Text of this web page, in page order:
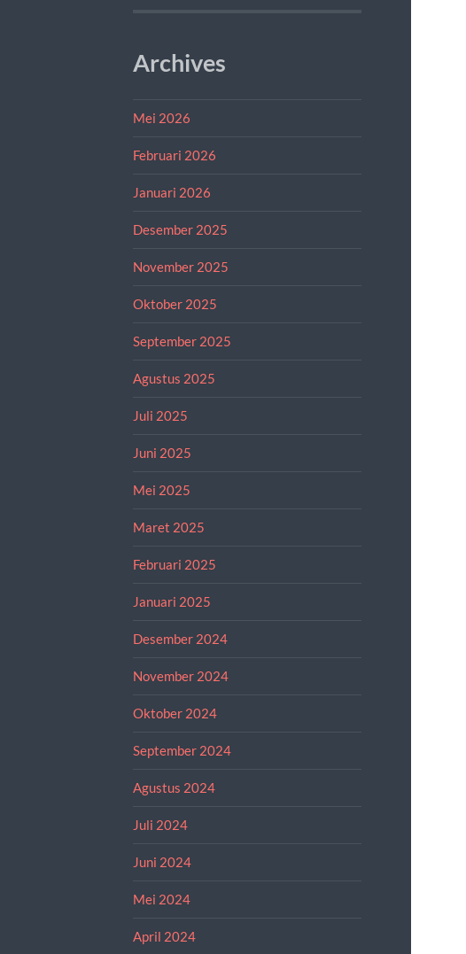
Archives
Mei 2026
Februari 2026
Januari 2026
Desember 2025
November 2025
Oktober 2025
September 2025
Agustus 2025
Juli 2025
Juni 2025
Mei 2025
Maret 2025
Februari 2025
Januari 2025
Desember 2024
November 2024
Oktober 2024
September 2024
Agustus 2024
Juli 2024
Juni 2024
Mei 2024
April 2024